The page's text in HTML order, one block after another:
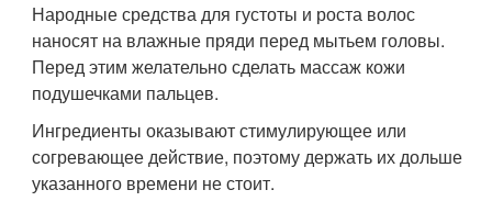
Народные средства для густоты и роста волос
наносят на влажные пряди перед мытьем головы.
Перед этим желательно сделать массаж кожи
подушечками пальцев.
Ингредиенты оказывают стимулирующее или
согревающее действие, поэтому держать их дольше
указанного времени не стоит.